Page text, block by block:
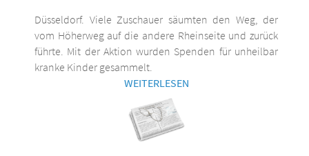
Düsseldorf. Viele Zuschauer säumten den Weg, der
vom Höherweg auf die andere Rheinseite und zurück
führte. Mit der Aktion wurden Spenden für unheilbar
kranke Kinder gesammelt.
WEITERLESEN